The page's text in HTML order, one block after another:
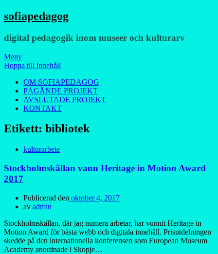
sofiapedagog
digital pedagogik inom museer och kulturarv
Meny
Hoppa till innehåll
OM SOFIAPEDAGOG
PÅGÅNDE PROJEKT
AVSLUTADE PROJEKT
KONTAKT
Etikett: bibliotek
kulturarbete
Stockholmskällan vann Heritage in Motion Award
2017
Publicerad den oktober 4, 2017
av admin
Stockholmskällan, där jag numera arbetar, har vunnit Heritage in
Motion Award för bästa webb och digitala innehåll. Prisutdelningen
skedde på den internationella konferensen som European Museum
Academy anordnade i Skopje…